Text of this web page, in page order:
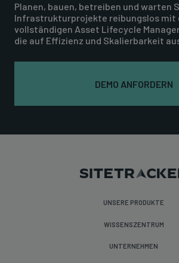
Planen, bauen, betreiben und warten
Infrastrukturprojekte reibungslos mit
vollständigen Asset Lifecycle
die auf Effizienz und Skalierbarkeit
DEMO ANFORDERN
UNSERE PRODUKTE
WISSENSZENTRUM
UNTERNEHMEN